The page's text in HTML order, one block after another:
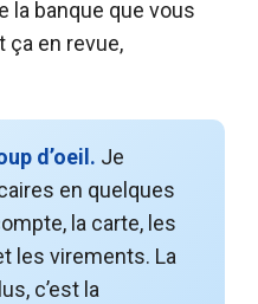
la banque que vous
ça en revue,
d’oeil. Je
en quelques
la carte, les
les virements. La
c’est la